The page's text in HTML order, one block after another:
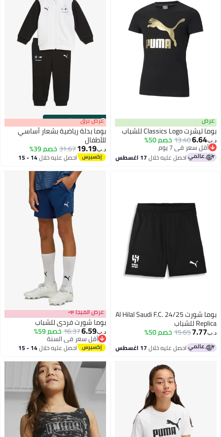
عرض
بوما تيشرت Classics Logo للشباب
د.ب‏6.64
13.40خصم 50% أقل سعر في 7 يوم
باقي 1 وحدات في المخزون
أقل سعر في 7 يوماحصل عليه خلال17 اغسطس
00m:00s
·باقي 100% عرض برق
بوما بدلة رياضية بشعار أساسي
للأطفال
د.ب‏19.19
31.67خصم 39%
احصل عليه خلال 14 - 15
بوما شورت Al Hilal Saudi F.C. 24/25
Replica للشباب
د.ب‏7.77
15.65خصم 50%
احصل عليه خلال17 اغسطس 2
عرض الميجا 📣
بوما شورت فردي للشباب
د.ب‏6.59
16.37خصم 59%
أقل سعر في السنة
أقل سعر في السنة
احصل عليه خلال 14 - 15
اغسطس